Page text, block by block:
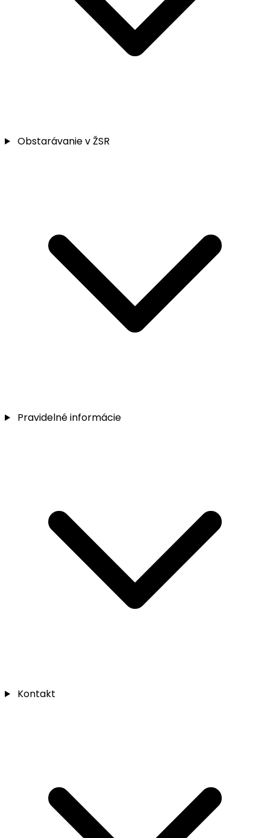
Obstarávanie v ŽSR
Pravidelné informácie
Kontakt